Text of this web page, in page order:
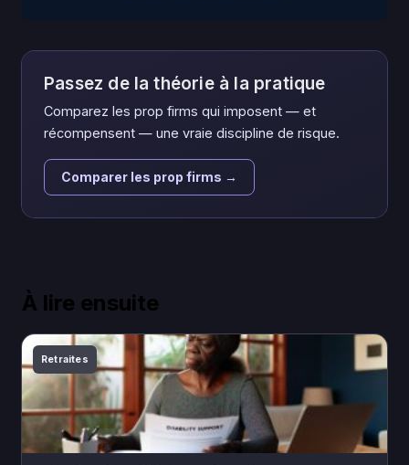
Passez de la théorie à la pratique
Comparez les prop firms qui imposent — et
récompensent — une vraie discipline de risque.
Comparer les prop firms →
À lire ensuite
Retraites